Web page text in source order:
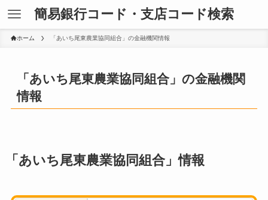
簡易銀行コード・支店コード検索
ホーム 「あいち尾東農業協同組合」の金融機関情報
「あいち尾東農業協同組合」の金融機関
情報
「あいち尾東農業協同組合」情報